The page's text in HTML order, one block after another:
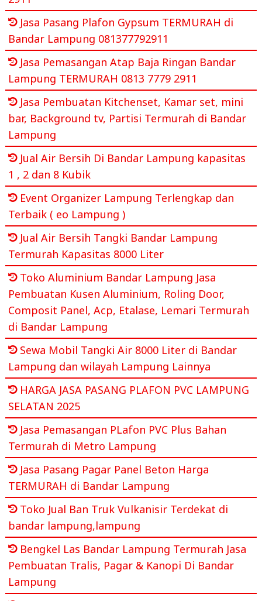
Jasa Pasang Plafon Gypsum TERMURAH di
Bandar Lampung 081377792911
Jasa Pemasangan Atap Baja Ringan Bandar
Lampung TERMURAH 0813 7779 2911
Jasa Pembuatan Kitchenset, Kamar set, mini
bar, Background tv, Partisi Termurah di Bandar
Lampung
Jual Air Bersih Di Bandar Lampung kapasitas
1 , 2 dan 8 Kubik
Event Organizer Lampung Terlengkap dan
Terbaik ( eo Lampung )
Jual Air Bersih Tangki Bandar Lampung
Termurah Kapasitas 8000 Liter
Toko Aluminium Bandar Lampung Jasa
Pembuatan Kusen Aluminium, Roling Door,
Composit Panel, Acp, Etalase, Lemari Termurah
di Bandar Lampung
Sewa Mobil Tangki Air 8000 Liter di Bandar
Lampung dan wilayah Lampung Lainnya
HARGA JASA PASANG PLAFON PVC LAMPUNG
SELATAN 2025
Jasa Pemasangan PLafon PVC Plus Bahan
Termurah di Metro Lampung
Jasa Pasang Pagar Panel Beton Harga
TERMURAH di Bandar Lampung
Toko Jual Ban Truk Vulkanisir Terdekat di
bandar lampung,lampung
Bengkel Las Bandar Lampung Termurah Jasa
Pembuatan Tralis, Pagar & Kanopi Di Bandar
Lampung